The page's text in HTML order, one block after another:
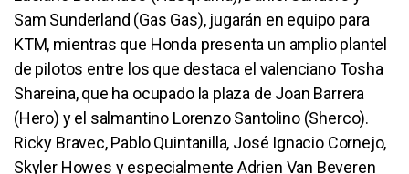
Sam Sunderland (Gas Gas), jugarán en equipo para
KTM, mientras que Honda presenta un amplio plantel
de pilotos entre los que destaca el valenciano Tosha
Shareina, que ha ocupado la plaza de Joan Barrera
(Hero) y el salmantino Lorenzo Santolino (Sherco).
Ricky Bravec, Pablo Quintanilla, José Ignacio Cornejo,
Skyler Howes y especialmente Adrien Van Beveren